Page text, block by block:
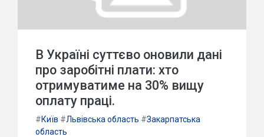
В Україні суттєво оновили дані
про заробітні плати: хто
отримуватиме на 30% вищу
оплату праці.
#Київ #Львівська область #Закарпатська
область